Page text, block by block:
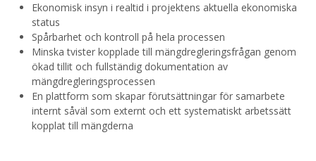
Ekonomisk insyn i realtid i projektens aktuella ekonomiska
status
Spårbarhet och kontroll på hela processen
Minska tvister kopplade till mängdregleringsfrågan genom
ökad tillit och fullständig dokumentation av
mängdregleringsprocessen
En plattform som skapar förutsättningar för samarbete
internt såväl som externt och ett systematiskt arbetssätt
kopplat till mängderna